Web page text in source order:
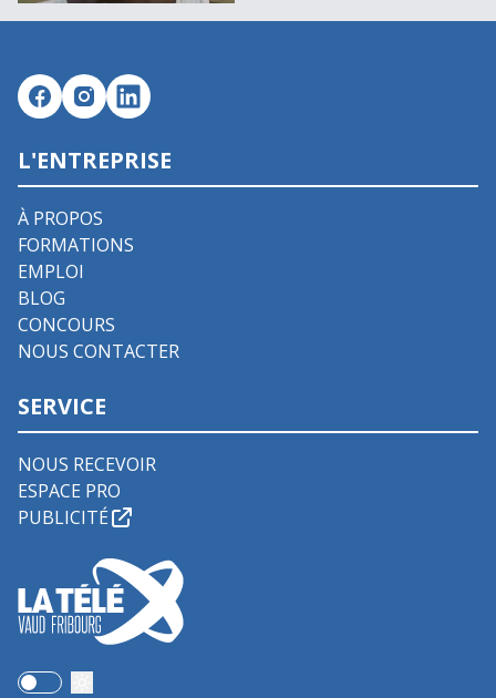
L'ENTREPRISE
À PROPOS
FORMATIONS
EMPLOI
BLOG
CONCOURS
NOUS CONTACTER
SERVICE
NOUS RECEVOIR
ESPACE PRO
PUBLICITÉ
Use setting